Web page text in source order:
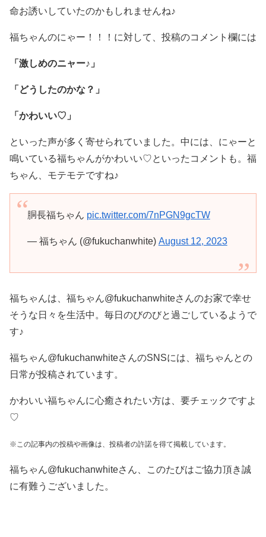
命お誘いしていたのかもしれませんね♪
福ちゃんのにゃー！！！に対して、投稿のコメント欄には
「激しめのニャー♪」
「どうしたのかな？」
「かわいい♡」
といった声が多く寄せられていました。中には、にゃーと
鳴いている福ちゃんがかわいい♡といったコメントも。福
ちゃん、モテモテですね♪
胴長福ちゃん pic.twitter.com/7nPGN9gcTW
— 福ちゃん (@fukuchanwhite) August 12, 2023
福ちゃんは、福ちゃん@fukuchanwhiteさんのお家で幸せ
そうな日々を生活中。毎日のびのびと過ごしているようで
す♪
福ちゃん@fukuchanwhiteさんのSNSには、福ちゃんとの
日常が投稿されています。
かわいい福ちゃんに心癒されたい方は、要チェックですよ
♡
※この記事内の投稿や画像は、投稿者の許諾を得て掲載しています。
福ちゃん@fukuchanwhiteさん、このたびはご協力頂き誠
に有難うございました。